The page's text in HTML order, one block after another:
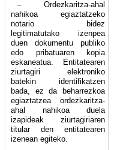
– Ordezkaritza-ahal
nahikoa egiaztatzeko
notario bidez
legitimatutako izenpea
duen dokumentu publiko
edo pribatuaren kopia
eskaneatua. Entitatearen
ziurtagiri elektroniko
batekin identifikatzen
bada, ez da beharrezkoa
egiaztatzea ordezkaritza-
ahal nahikoa duela
izapideak ziurtagiriaren
titular den entitatearen
izenean egiteko.